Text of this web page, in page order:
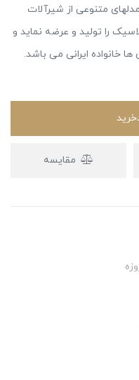
متنوعی از شیرآلات
را تولید و عرضه نماید و
خانواده ایرانی می باشد.
مقایسه